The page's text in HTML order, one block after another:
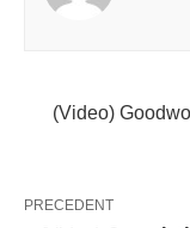
(Video)
PRECEDENT